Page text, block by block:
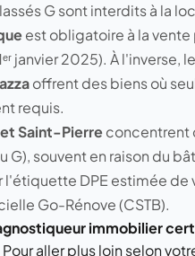
G sont interdits à la
est obligatoire à la vente
janvier 2025). À l'inverse,
offrent des biens où
requis.
Saint-Pierreconcentrent
souvent en raison du
DPE estimée de
Go-Rénove (CSTB).
immobilier
aller plus loin selon